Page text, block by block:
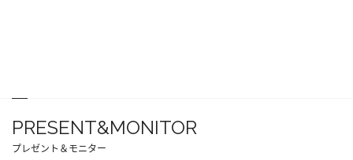
PRESENT&MONITOR
プレゼント＆モニター